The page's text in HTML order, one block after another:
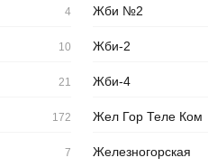
4 Жби №2
10 Жби-2
21 Жби-4
172 Жел Гор Теле Ком
7 Железногорская